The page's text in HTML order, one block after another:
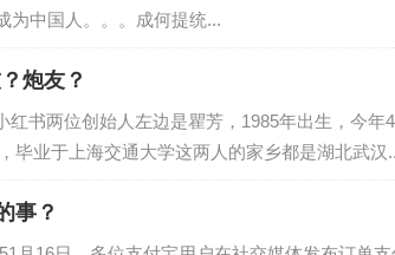
为中国人。。。成何提统...
炮友？
书两位创始人左边是瞿芳，1985年出生，今年
毕业于上海交通大学这两人的家乡都是湖北武汉
事？